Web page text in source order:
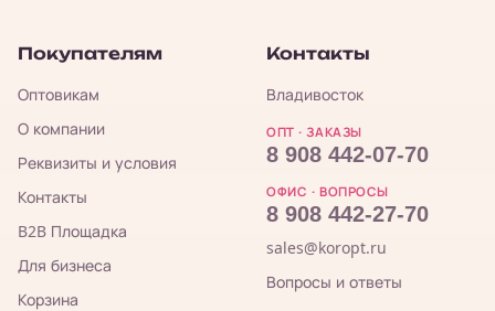
Покупателям
Оптовикам
О компании
Реквизиты и условия
Контакты
B2B Площадка
Для бизнеса
Корзина
Контакты
Владивосток
ОПТ · ЗАКАЗЫ
8 908 442-07-70
ОФИС · ВОПРОСЫ
8 908 442-27-70
sales@koropt.ru
Вопросы и ответы